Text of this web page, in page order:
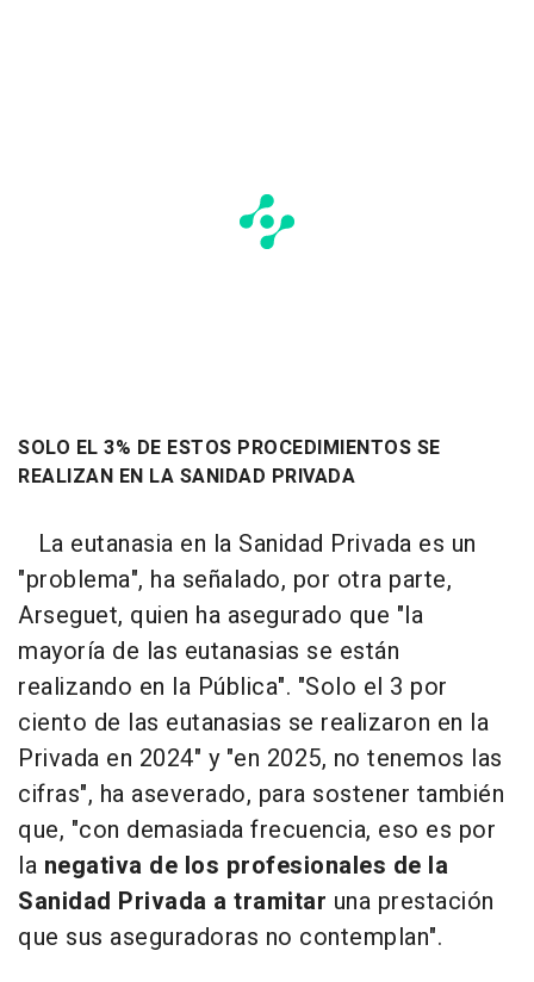
SOLO EL 3% DE ESTOS PROCEDIMIENTOS SE
REALIZAN EN LA SANIDAD PRIVADA
La eutanasia en la Sanidad Privada es un
"problema", ha señalado, por otra parte,
Arseguet, quien ha asegurado que "la
mayoría de las eutanasias se están
realizando en la Pública". "Solo el 3 por
ciento de las eutanasias se realizaron en la
Privada en 2024" y "en 2025, no tenemos las
cifras", ha aseverado, para sostener también
que, "con demasiada frecuencia, eso es por
la negativa de los profesionales de la
Sanidad Privada a tramitar una prestación
que sus aseguradoras no contemplan".